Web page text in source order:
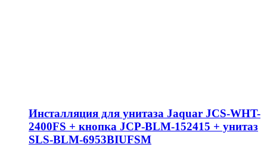
Инсталляция для унитаза Jaquar JCS-WHT-
2400FS + кнопка JCP-BLM-152415 + унитаз
SLS-BLM-6953BIUFSM